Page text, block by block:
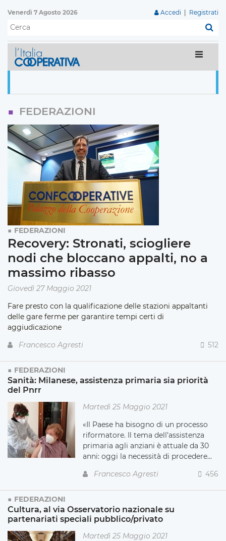
Venerdì 7 Agosto 2026 Accedi Registrati
FEDERAZIONI
FEDERAZIONI
Recovery: Stronati, sciogliere
nodi che bloccano appalti, no a
massimo ribasso
Giovedì 27 Maggio 2021
Fare presto con la qualificazione delle stazioni appaltanti
delle gare ferme per garantire tempi certi di
aggiudicazione
Francesco Agresti
512
FEDERAZIONI
Sanità: Milanese, assistenza primaria sia priorità
del Pnrr
Martedì 25 Maggio 2021
«Il Paese ha bisogno di un processo
riformatore. Il tema dell’assistenza
primaria agli anziani è attuale da 30
anni: oggi la necessità di procedere...
Francesco Agresti
456
FEDERAZIONI
Cultura, al via Osservatorio nazionale su
partenariati speciali pubblico/privato
Martedì 25 Maggio 2021